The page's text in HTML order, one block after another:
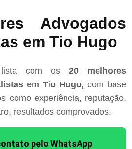
Advogados
em Tio Hugo
lista com os 20 melhores
em Tio Hugo, com base
como experiência, reputação,
resultados comprovados.
pelo WhatsApp